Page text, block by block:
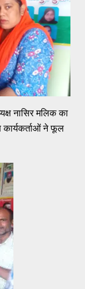
नासिर मलिक का
कार्यकर्ताओं ने फूल